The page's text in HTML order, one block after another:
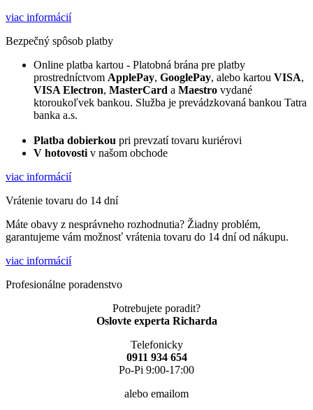
viac informácií
Bezpečný spôsob platby
Online platba kartou - Platobná brána pre platby
prostredníctvom ApplePay, GooglePay, alebo kartou VISA,
VISA Electron, MasterCard a Maestro vydané
ktoroukoľvek bankou. Služba je prevádzkovaná bankou Tatra
banka a.s.
Platba dobierkou pri prevzatí tovaru kuriérovi
V hotovosti v našom obchode
viac informácií
Vrátenie tovaru do 14 dní
Máte obavy z nesprávneho rozhodnutia? Žiadny problém,
garantujeme vám možnosť vrátenia tovaru do 14 dní od nákupu.
viac informácií
Profesionálne poradenstvo
Potrebujete poradit?
Oslovte experta Richarda
Telefonicky
0911 934 654
Po-Pi 9:00-17:00
alebo emailom